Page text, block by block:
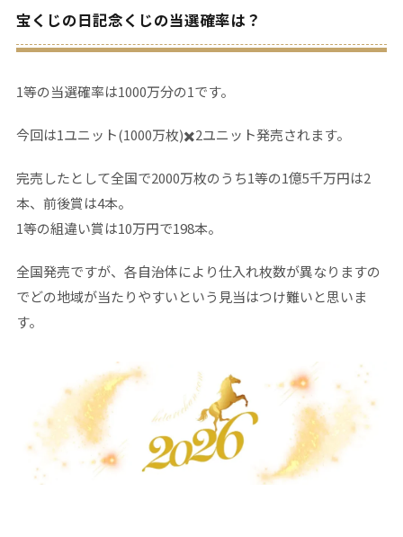
宝くじの日記念くじの当選確率は？
1等の当選確率は1000万分の1です。
今回は1ユニット(1000万枚)✖️2ユニット発売されます。
完売したとして全国で2000万枚のうち1等の1億5千万円は2
本、前後賞は4本。
1等の組違い賞は10万円で198本。
全国発売ですが、各自治体により仕入れ枚数が異なりますの
でどの地域が当たりやすいという見当はつけ難いと思いま
す。